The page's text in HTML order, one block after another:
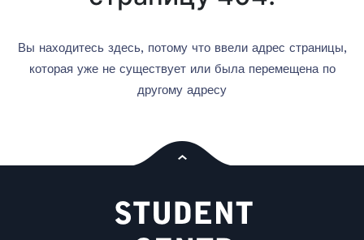
Вы находитесь здесь, потому что ввели адрес страницы,
которая уже не существует или была перемещена по
другому адресу